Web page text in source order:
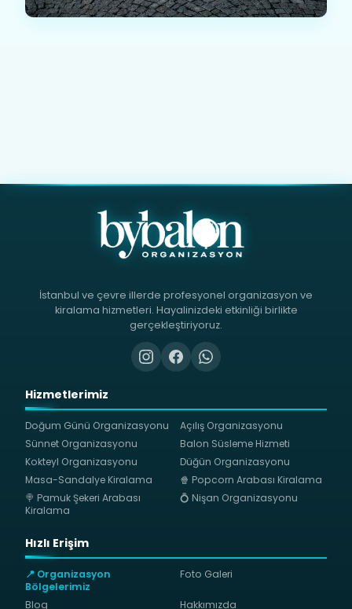
İstanbul ve çevre illerde profesyonel organizasyon ve
kiralama hizmetleri. Hayalinizdeki etkinliği birlikte
gerçekleştiriyoruz.
Hizmetlerimiz
Doğum Günü Organizasyonu
Açılış Organizasyonu
Sünnet Organizasyonu
Balon Süsleme Hizmeti
Kokteyl Organizasyonu
Düğün Organizasyonu
Masa-Sandalye Kiralama
🍿 Popcorn Arabası Kiralama
🍭 Pamuk Şekeri Arabası
Kiralama
💍 Nişan Organizasyonu
Hızlı Erişim
📍 Organizasyon
Bölgelerimiz
Foto Galeri
Blog Hakkımızda